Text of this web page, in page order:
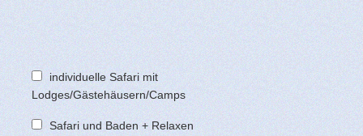
individuelle Safari mit
Lodges/Gästehäusern/Camps
Safari und Baden + Relaxen